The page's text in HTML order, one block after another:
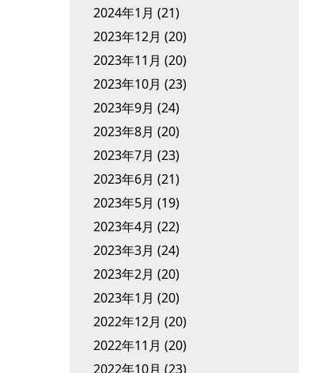
2024年1月 (21)
2023年12月 (20)
2023年11月 (20)
2023年10月 (23)
2023年9月 (24)
2023年8月 (20)
2023年7月 (23)
2023年6月 (21)
2023年5月 (19)
2023年4月 (22)
2023年3月 (24)
2023年2月 (20)
2023年1月 (20)
2022年12月 (20)
2022年11月 (20)
2022年10月 (23)